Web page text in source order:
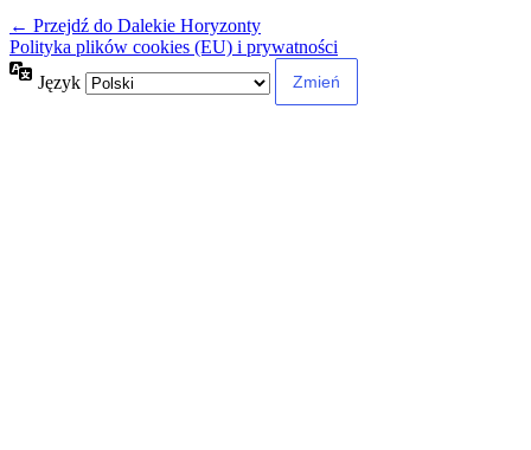
← Przejdź do Dalekie Horyzonty
Polityka plików cookies (EU) i prywatności
Język